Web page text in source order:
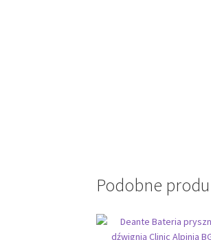
Podobne